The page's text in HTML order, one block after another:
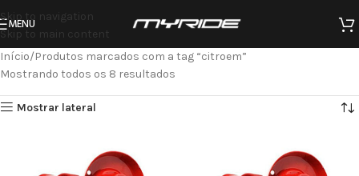
Skip to navigation
Skip to main content
MENU
Início Produtos marcados com a tag “citroem”
Mostrando todos os 8 resultados
Mostrar lateral